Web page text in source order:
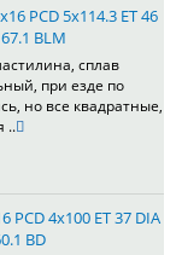
PCD 5x114.3 ET 46
BLM
сплав
при езде по
но все квадратные,
..
PCD 4x100 ET 37 DIA
BD